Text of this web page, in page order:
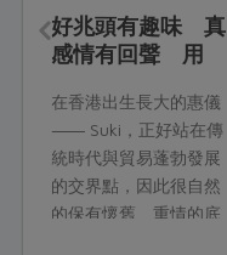
好兆頭有趣味 真
感情有回聲 用
家、談節，也談一
桌人情的再相逢
在香港出生長大的惠儀
―― Suki，正好站在傳
統時代與貿易蓬勃發展
的交界點，因此很自然
的保有懷舊、重情的底